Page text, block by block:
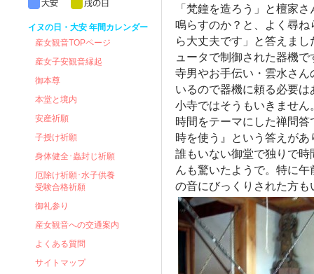
「梵鐘を造ろう」と檀家
鳴らすのか？と、よく尋
ら大丈夫です」と答えま
ュータで制御された器機で
寺男やお手伝い・雲水さ
いるので器機に頼る必要
小寺ではそうもいきません
時間をテーマにした禅問
時を使う』という答えがあ
誰もいない御堂で独りで
んも驚いたようで。特に
の音にびっくりされた方
イヌの日・大安 年間カレンダー
産女観音TOPページ
産女子安観音縁起
御本尊
本堂と境内
安産祈願
子授け祈願
身体健全･蟲封じ祈願
厄除け祈願･水子供養
受験合格祈願
御礼参り
産女観音への交通案内
よくある質問
サイトマップ